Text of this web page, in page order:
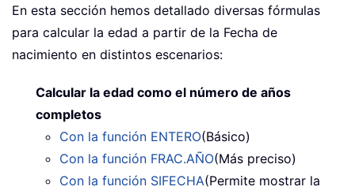
En esta sección hemos detallado diversas fórmulas
para calcular la edad a partir de la Fecha de
nacimiento en distintos escenarios:
Calcular la edad como el número de años
completos
Con la función ENTERO(Básico)
Con la función FRAC.AÑO(Más preciso)
Con la función SIFECHA(Permite mostrar la